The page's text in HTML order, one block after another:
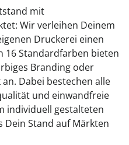
mit
Wir verleihen Deinem
Druckerei einen
16 Standardfarben bieten
Branding oder
Dabei bestechen alle
und einwandfreie
individuell gestalteten
Dein Stand auf Märkten